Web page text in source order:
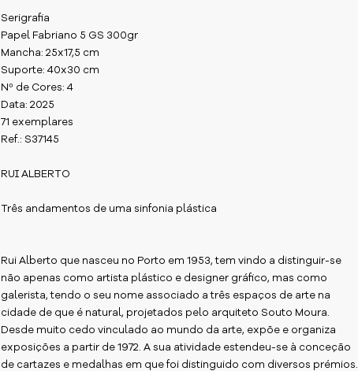
Serigrafia
Papel Fabriano 5 GS 300gr
Mancha: 25x17,5 cm
Suporte: 40x30 cm
Nº de Cores: 4
Data: 2025
71 exemplares
Ref.: S37145
RUI ALBERTO
Três andamentos de uma sinfonia plástica
Rui Alberto que nasceu no Porto em 1953, tem vindo a distinguir-se
não apenas como artista plástico e designer gráfico, mas como
galerista, tendo o seu nome associado a três espaços de arte na
cidade de que é natural, projetados pelo arquiteto Souto Moura.
Desde muito cedo vinculado ao mundo da arte, expõe e organiza
exposições a partir de 1972. A sua atividade estendeu-se à conceção
de cartazes e medalhas em que foi distinguido com diversos prémios.